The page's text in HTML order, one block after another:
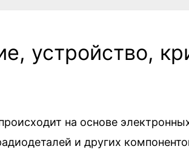
устройство,
на основе
и других